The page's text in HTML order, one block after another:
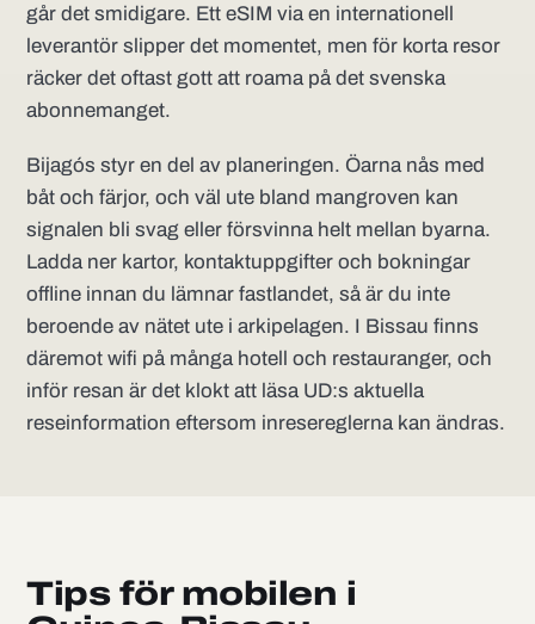
går det smidigare. Ett eSIM via en internationell
leverantör slipper det momentet, men för korta resor
räcker det oftast gott att roama på det svenska
abonnemanget.
Bijagós styr en del av planeringen. Öarna nås med
båt och färjor, och väl ute bland mangroven kan
signalen bli svag eller försvinna helt mellan byarna.
Ladda ner kartor, kontaktuppgifter och bokningar
offline innan du lämnar fastlandet, så är du inte
beroende av nätet ute i arkipelagen. I Bissau finns
däremot wifi på många hotell och restauranger, och
inför resan är det klokt att läsa UD:s aktuella
reseinformation eftersom inresereglerna kan ändras.
Tips för mobilen i